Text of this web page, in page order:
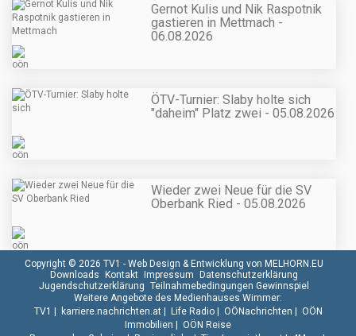
Gernot Kulis und Nik Raspotnik
gastieren in Mettmach -
06.08.2026
ÖTV-Turnier: Slaby holte sich
"daheim" Platz zwei - 05.08.2026
Wieder zwei Neue für die SV
Oberbank Ried - 05.08.2026
Copyright © 2026 TV1 - Web Design & Entwicklung von MELHORN.EU
Downloads
Kontakt Impressum
Datenschutzerklärung
Jugendschutzerklärung Teilnahmebedingungen Gewinnspiel
Weitere Angebote des Medienhauses Wimmer:
TV1
karriere.nachrichten.at| Life Radio| OÖNachrichten
OÖN
Immobilien
OÖN Reise